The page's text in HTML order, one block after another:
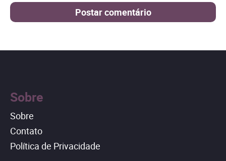
Sobre
Sobre
Contato
Política de Privacidade